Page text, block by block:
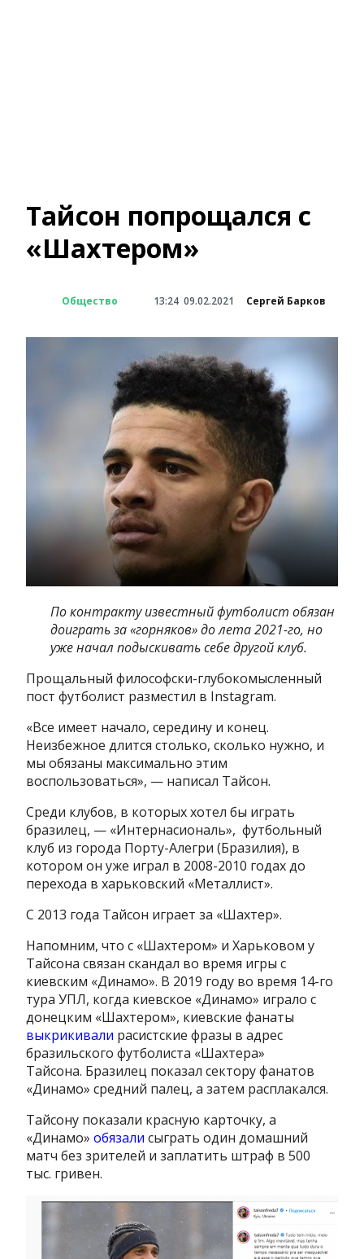
Тайсон попрощался с
«Шахтером»
Общество 13:24 09.02.2021 Сергей Барков
По контракту известный футболист обязан
доиграть за «горняков» до лета 2021-го, но
уже начал подыскивать себе другой клуб.
Прощальный философски-глубокомысленный
пост футболист разместил в Instagram.
«Все имеет начало, середину и конец.
Неизбежное длится столько, сколько нужно, и
мы обязаны максимально этим
воспользоваться», — написал Тайсон.
Среди клубов, в которых хотел бы играть
бразилец, — «Интернасиональ», футбольный
клуб из города Порту-Алегри (Бразилия), в
котором он уже играл в 2008-2010 годах до
перехода в харьковский «Металлист».
С 2013 года Тайсон играет за «Шахтер».
Напомним, что с «Шахтером» и Харьковом у
Тайсона связан скандал во время игры с
киевским «Динамо». В 2019 году во время 14-го
тура УПЛ, когда киевское «Динамо» играло с
донецким «Шахтером», киевские фанаты
выкрикивали расистские фразы в адрес
бразильского футболиста «Шахтера»
Тайсона. Бразилец показал сектору фанатов
«Динамо» средний палец, а затем расплакался.
Тайсону показали красную карточку, а
«Динамо»обязали сыграть один домашний
матч без зрителей и заплатить штраф в 500
тыс. гривен.